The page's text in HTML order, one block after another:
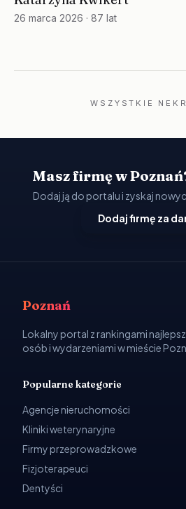
26 marca 2026 · 87 lat
WSZYSTKIE
Masz firmę w
Dodaj ją do portalu i zyskaj
Dodaj firmę za
Poznań
Lokalny portal z rankingami
osób i wydarzeniami w mieście
Popularne kategorie
Agencje nieruchomości
Kliniki weterynaryjne
Firmy przeprowadzkowe
Fizjoterapeuci
Dentyści